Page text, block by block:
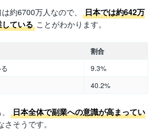
約6700万人なので、
日本では約642万
ている ことがわかります。
割合
9.3%
40.2%
日本全体で副業への意識が高まってい
そうです。